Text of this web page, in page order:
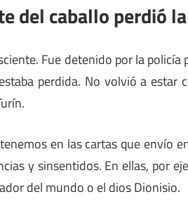
del caballo perdió
Fue detenido por la
perdida. No volvió a estar
en las cartas que envío
y sinsentidos. En ellas, por
del mundo o el dios Dionisio.